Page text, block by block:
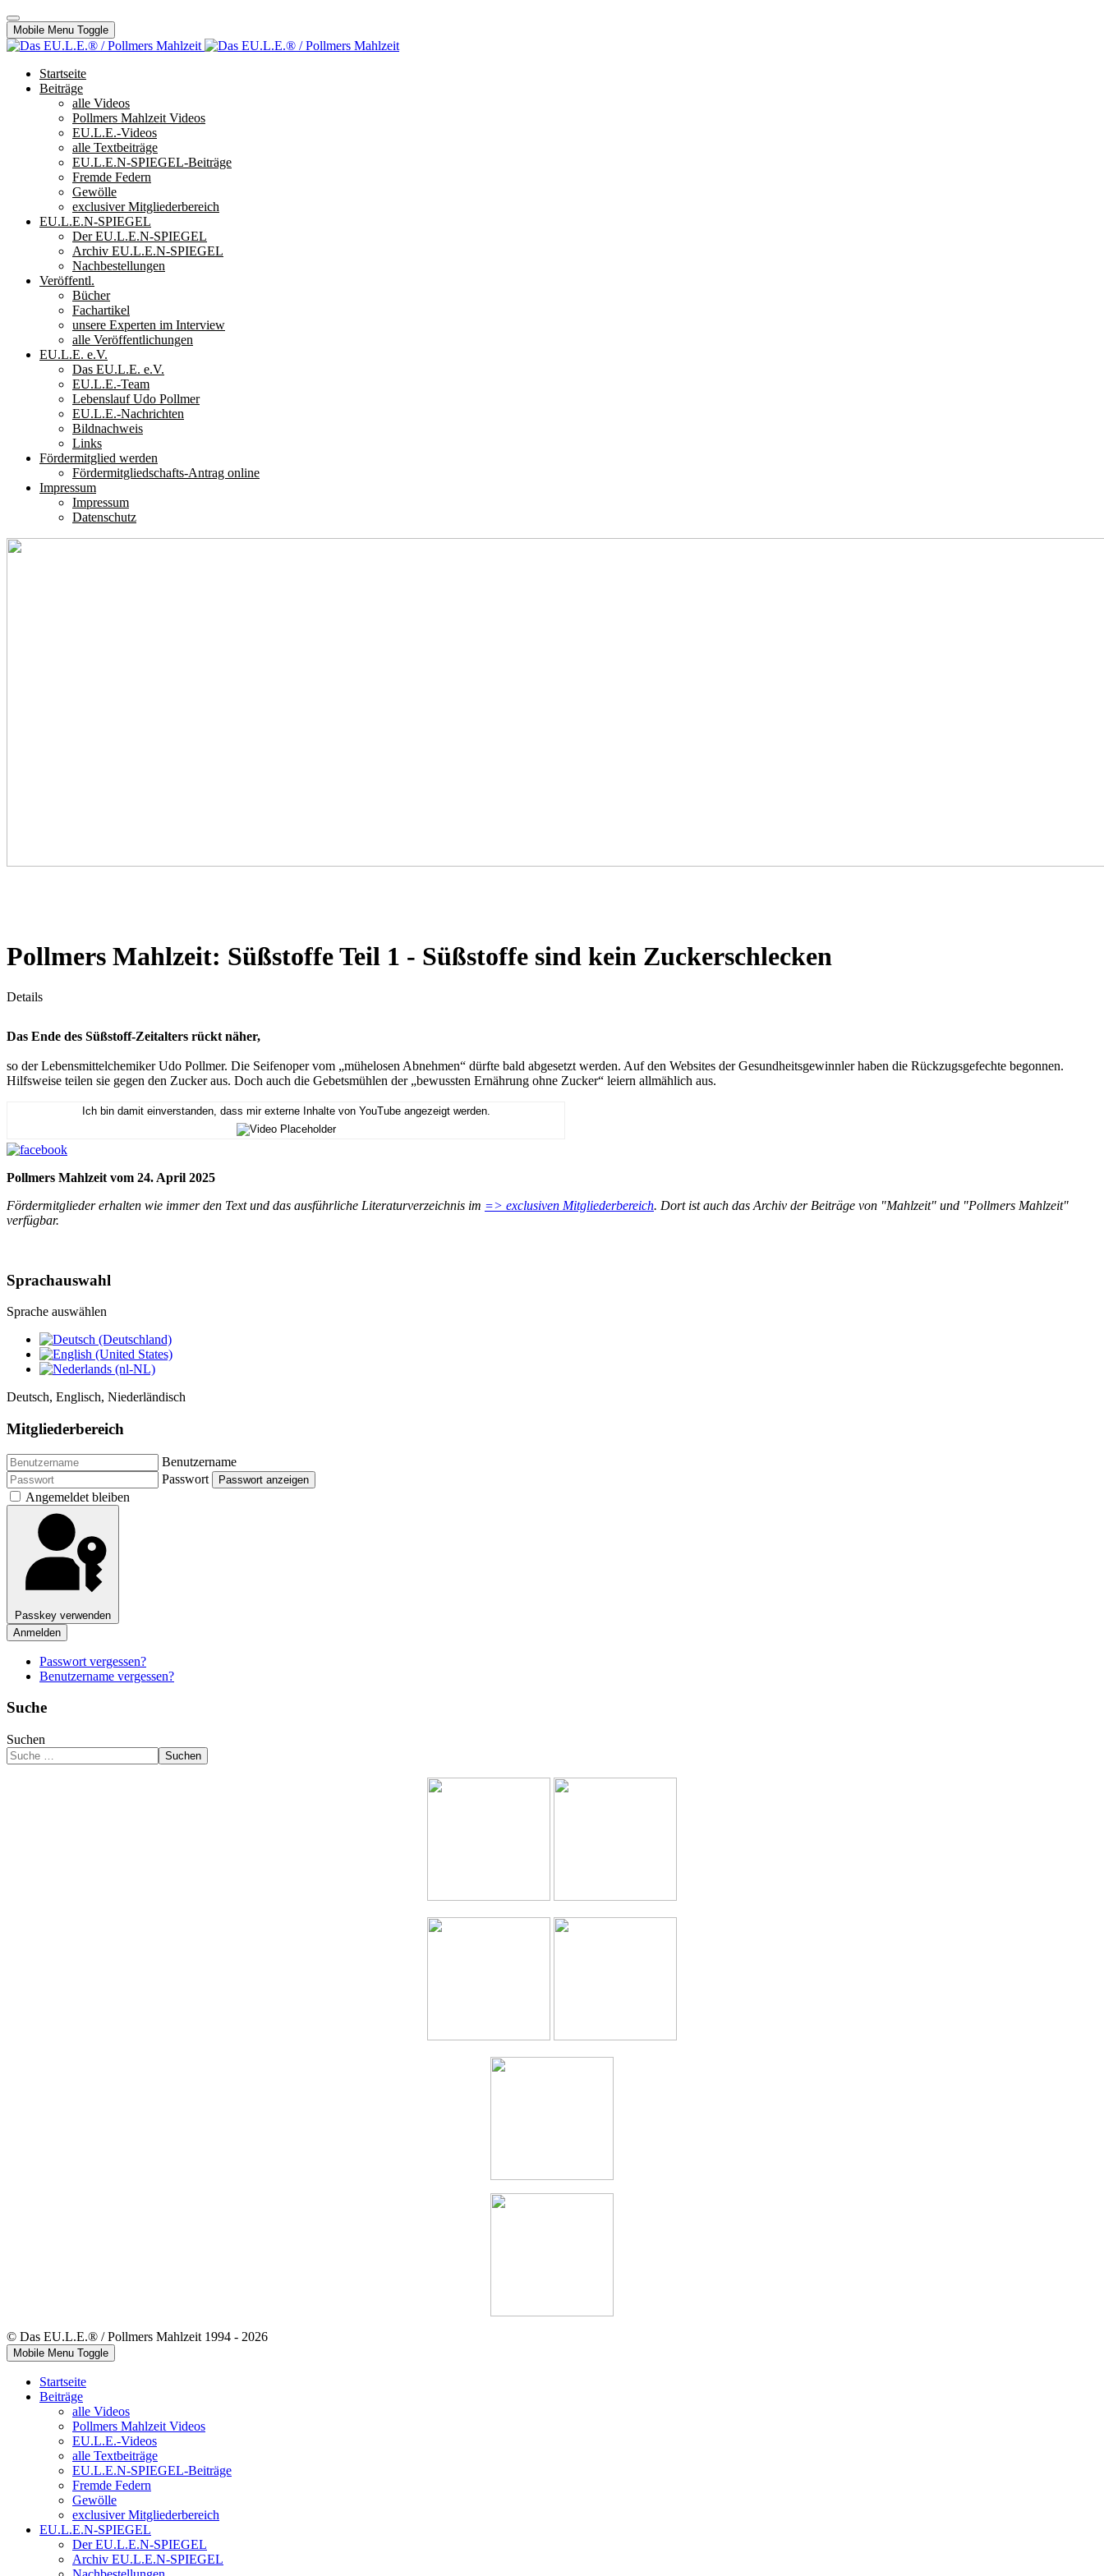
Mobile Menu Toggle
Startseite
Beiträge
alle Videos
Pollmers Mahlzeit Videos
EU.L.E.-Videos
alle Textbeiträge
EU.L.E.N-SPIEGEL-Beiträge
Fremde Federn
Gewölle
exclusiver Mitgliederbereich
EU.L.E.N-SPIEGEL
Der EU.L.E.N-SPIEGEL
Archiv EU.L.E.N-SPIEGEL
Nachbestellungen
Veröffentl.
Bücher
Fachartikel
unsere Experten im Interview
alle Veröffentlichungen
EU.L.E. e.V.
Das EU.L.E. e.V.
EU.L.E.-Team
Lebenslauf Udo Pollmer
EU.L.E.-Nachrichten
Bildnachweis
Links
Fördermitglied werden
Fördermitgliedschafts-Antrag online
Impressum
Impressum
Datenschutz
Pollmers Mahlzeit: Süßstoffe Teil 1 - Süßstoffe sind kein Zuckerschlecken
Details
Das Ende des Süßstoff-Zeitalters rückt näher,
so der Lebensmittelchemiker Udo Pollmer. Die Seifenoper vom „mühelosen Abnehmen“ dürfte bald abgesetzt werden. Auf den Websites der Gesundheitsgewinnler haben die Rückzugsgefechte begonnen.
Hilfsweise teilen sie gegen den Zucker aus. Doch auch die Gebetsmühlen der „bewussten Ernährung ohne Zucker“ leiern allmählich aus.
Ich bin damit einverstanden, dass mir externe Inhalte von YouTube angezeigt werden.
Pollmers Mahlzeit vom 24. April 2025
Fördermitglieder erhalten wie immer den Text und das ausführliche Literaturverzeichnis im => exclusiven Mitgliederbereich. Dort ist auch das Archiv der Beiträge von "Mahlzeit" und "Pollmers Mahlzeit"
verfügbar.
Sprachauswahl
Sprache auswählen
Deutsch, Englisch, Niederländisch
Mitgliederbereich
Benutzername
Passwort
Passwort anzeigen
Angemeldet bleiben
Passkey verwenden
Anmelden
Passwort vergessen?
Benutzername vergessen?
Suche
Suchen
Suchen
© Das EU.L.E.® / Pollmers Mahlzeit 1994 - 2026
Mobile Menu Toggle
Startseite
Beiträge
alle Videos
Pollmers Mahlzeit Videos
EU.L.E.-Videos
alle Textbeiträge
EU.L.E.N-SPIEGEL-Beiträge
Fremde Federn
Gewölle
exclusiver Mitgliederbereich
EU.L.E.N-SPIEGEL
Der EU.L.E.N-SPIEGEL
Archiv EU.L.E.N-SPIEGEL